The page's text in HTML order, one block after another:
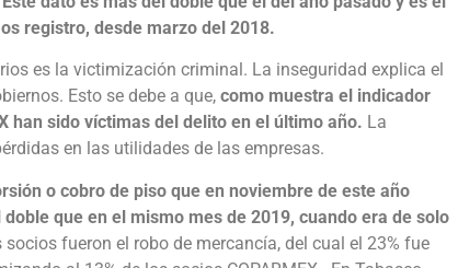
registro, desde marzo del 2018.
es la victimización criminal. La inseguridad explica el
Esto se debe a que, como muestra el indicador
han sido víctimas del delito en el último año. La
en las utilidades de las empresas.
o cobro de piso que en noviembre de este año
que en el mismo mes de 2019, cuando era de solo
fueron el robo de mercancía, del cual el 23% fue